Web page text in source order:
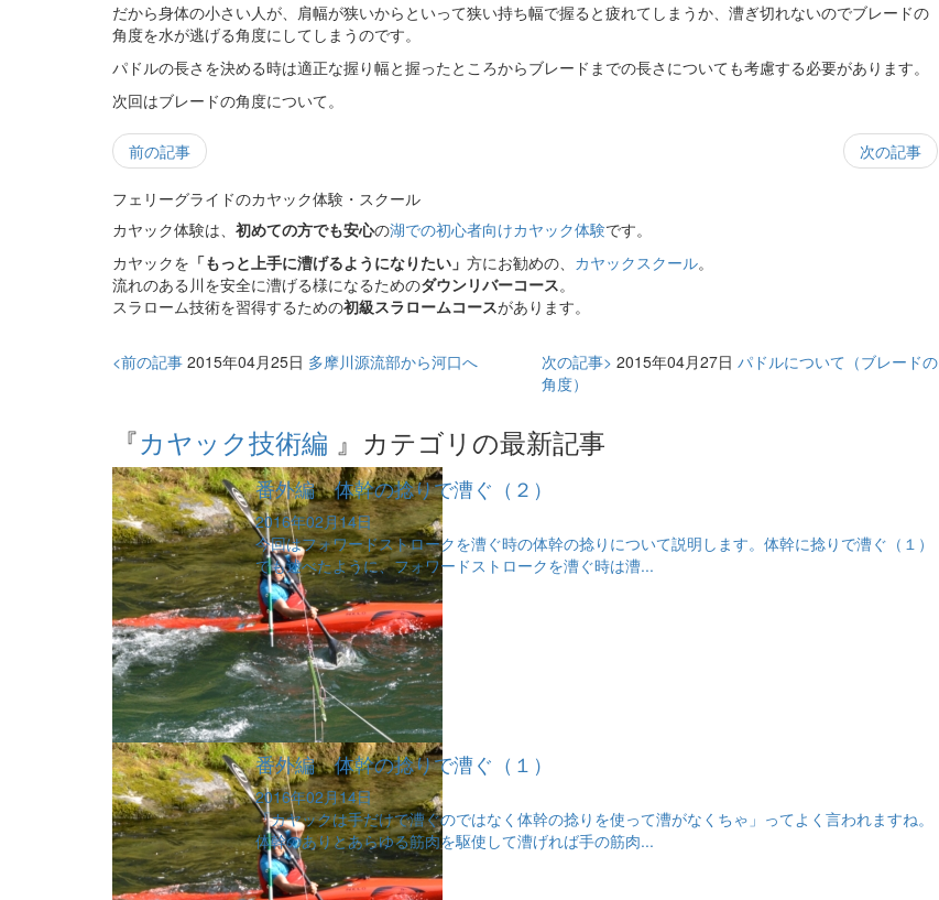
だから身体の小さい人が、肩幅が狭いからといって狭い持ち幅で握ると疲れてしまうか、漕ぎ切れないのでブレードの
角度を水が逃げる角度にしてしまうのです。
パドルの長さを決める時は適正な握り幅と握ったところからブレードまでの長さについても考慮する必要があります。
次回はブレードの角度について。
前の記事 次の記事
フェリーグライドのカヤック体験・スクール
カヤック体験は、 初めての方でも安心の湖での初心者向けカヤック体験です。
カヤックを 「もっと上手に漕げるようになりたい」 方にお勧めの、 カヤックスクール。
流れのある川を安全に漕げる様になるためのダウンリバーコース。
スラローム技術を習得するための初級スラロームコースがあります。
<前の記事 2015年04月25日 多摩川源流部から河口へ 次の記事> 2015年04月27日 パドルについて（ブレードの
角度）
『カヤック技術編 』カテゴリの最新記事
番外編 体幹の捻りで漕ぐ（２）
2016年02月14日
今回はフォワードストロークを漕ぐ時の体幹の捻りについて説明します。体幹に捻りで漕ぐ（１）
でも述べたように、フォワードストロークを漕ぐ時は漕...
番外編 体幹の捻りで漕ぐ（１）
2016年02月14日
「カヤックは手だけで漕ぐのではなく体幹の捻りを使って漕がなくちゃ」ってよく言われますね。
体幹のありとあらゆる筋肉を駆使して漕げれば手の筋肉...